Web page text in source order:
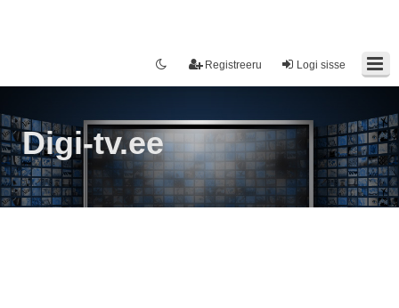
Logi sisse
Registreeru
Digi-tv.ee